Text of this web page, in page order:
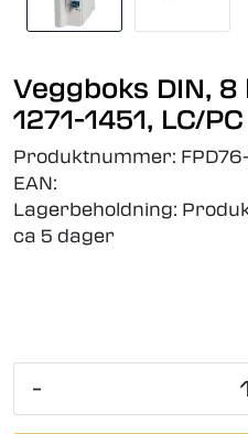
Veggboks DIN, 8
1271-1451, LC/PC
Produktnummer:
EAN:
Lagerbeholdning:
ca 5 dager
-